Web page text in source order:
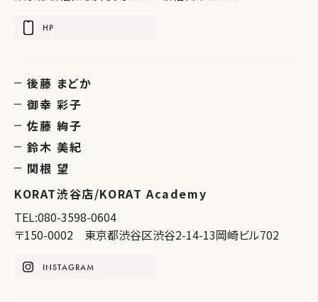
HP
後藤 まどか
御幸 彩子
佐藤 絢子
鈴木 美紀
関根 望
KORAT渋谷店/KORAT Academy
TEL:080-3598-0604
〒150-0002 東京都渋谷区渋谷2-14-13岡崎ビル702
INSTAGRAM